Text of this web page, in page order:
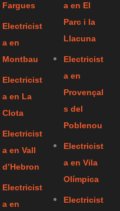
Fargues
Electricist
a en
Montbau
Electricist
a en La
Clota
Electricist
a en Vall
d’Hebron
Electricist
a en
a en El
Parc i la
Llacuna
Electricist
a en
Provençal
s del
Poblenou
Electricist
a en Vila
Olímpica
Electricist